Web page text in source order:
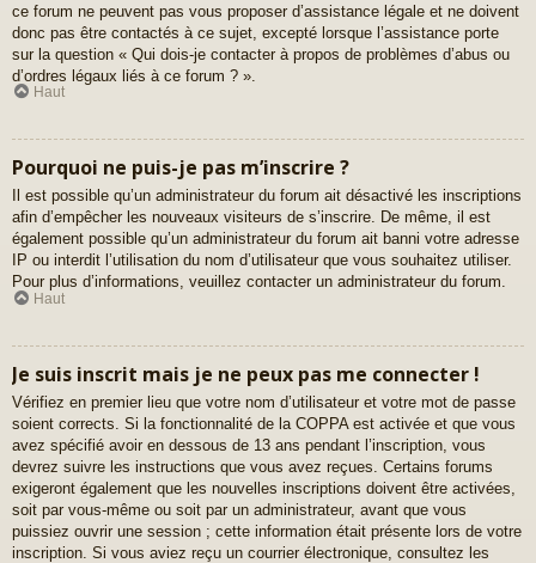
ce forum ne peuvent pas vous proposer d’assistance légale et ne doivent
donc pas être contactés à ce sujet, excepté lorsque l’assistance porte
sur la question « Qui dois-je contacter à propos de problèmes d’abus ou
d’ordres légaux liés à ce forum ? ».
Haut
Pourquoi ne puis-je pas m’inscrire ?
Il est possible qu’un administrateur du forum ait désactivé les inscriptions
afin d’empêcher les nouveaux visiteurs de s’inscrire. De même, il est
également possible qu’un administrateur du forum ait banni votre adresse
IP ou interdit l’utilisation du nom d’utilisateur que vous souhaitez utiliser.
Pour plus d’informations, veuillez contacter un administrateur du forum.
Haut
Je suis inscrit mais je ne peux pas me connecter !
Vérifiez en premier lieu que votre nom d’utilisateur et votre mot de passe
soient corrects. Si la fonctionnalité de la COPPA est activée et que vous
avez spécifié avoir en dessous de 13 ans pendant l’inscription, vous
devrez suivre les instructions que vous avez reçues. Certains forums
exigeront également que les nouvelles inscriptions doivent être activées,
soit par vous-même ou soit par un administrateur, avant que vous
puissiez ouvrir une session ; cette information était présente lors de votre
inscription. Si vous aviez reçu un courrier électronique, consultez les